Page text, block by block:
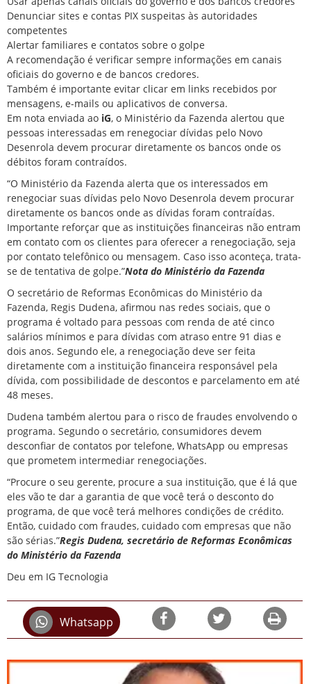
Denunciar sites e contas PIX suspeitas às autoridades
competentes
Alertar familiares e contatos sobre o golpe
A recomendação é verificar sempre informações em canais
oficiais do governo e de bancos credores.
Também é importante evitar clicar em links recebidos por
mensagens, e-mails ou aplicativos de conversa.
Em nota enviada ao iG, o Ministério da Fazenda alertou que
pessoas interessadas em renegociar dívidas pelo Novo
Desenrola devem procurar diretamente os bancos onde os
débitos foram contraídos.
“O Ministério da Fazenda alerta que os interessados em
renegociar suas dívidas pelo Novo Desenrola devem procurar
diretamente os bancos onde as dívidas foram contraídas.
Importante reforçar que as instituições financeiras não entram
em contato com os clientes para oferecer a renegociação, seja
por contato telefônico ou mensagem. Caso isso aconteça, trata-
se de tentativa de golpe.”Nota do Ministério da Fazenda
O secretário de Reformas Econômicas do Ministério da
Fazenda, Regis Dudena, afirmou nas redes sociais, que o
programa é voltado para pessoas com renda de até cinco
salários mínimos e para dívidas com atraso entre 91 dias e
dois anos. Segundo ele, a renegociação deve ser feita
diretamente com a instituição financeira responsável pela
dívida, com possibilidade de descontos e parcelamento em até
48 meses.
Dudena também alertou para o risco de fraudes envolvendo o
programa. Segundo o secretário, consumidores devem
desconfiar de contatos por telefone, WhatsApp ou empresas
que prometem intermediar renegociações.
“Procure o seu gerente, procure a sua instituição, que é lá que
eles vão te dar a garantia de que você terá o desconto do
programa, de que você terá melhores condições de crédito.
Então, cuidado com fraudes, cuidado com empresas que não
são sérias.”Regis Dudena, secretário de Reformas Econômicas
do Ministério da Fazenda
Deu em IG Tecnologia
Whatsapp